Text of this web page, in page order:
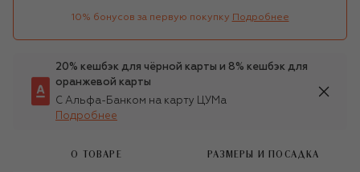
10% бонусов за первую покупку Подробнее
20% кешбэк для чёрной карты и 8% кешбэк для
оранжевой карты
С Альфа-Банком на карту ЦУМа
Подробнее
О ТОВАРЕ РАЗМЕРЫ И ПОСАДКА